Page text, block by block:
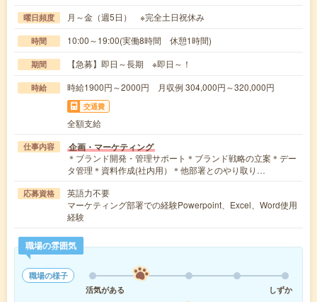
曜日頻度 月～金（週5日） ※完全土日祝休み
時間 10:00～19:00(実働8時間 休憩1時間)
期間 【急募】即日～長期 ※即日～！
時給 時給1900円～2000円 月収例 304,000円～320,000円
交通費
全額支給
仕事内容 企画・マーケティング
＊ブランド開発・管理サポート＊ブランド戦略の立案＊デー
タ管理＊資料作成(社内用）＊他部署とのやり取り…
応募資格
英語力不要
マーケティング部署での経験Powerpoint、Excel、Word使用
経験
職場の雰囲気
職場の様子
活気がある
しずか